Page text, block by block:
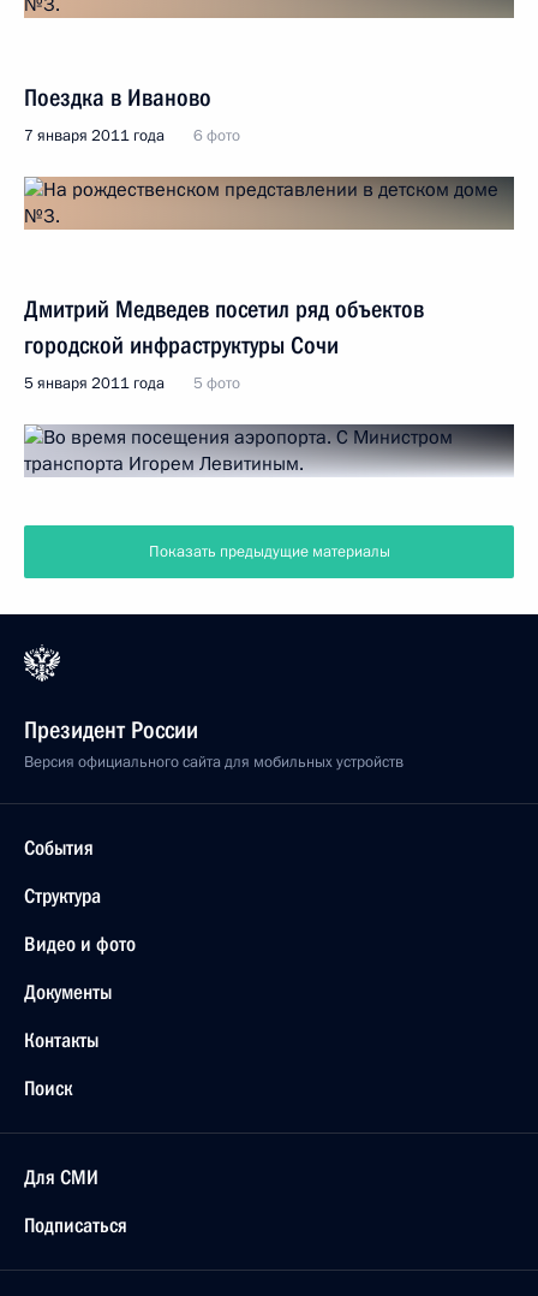
Поездка в Иваново
7 января 2011 года 6 фото
Дмитрий Медведев посетил ряд объектов
городской инфраструктуры Сочи
5 января 2011 года 5 фото
Показать предыдущие материалы
Президент России
Версия официального сайта для мобильных устройств
События
Структура
Видео и фото
Документы
Контакты
Поиск
Для СМИ
Подписаться